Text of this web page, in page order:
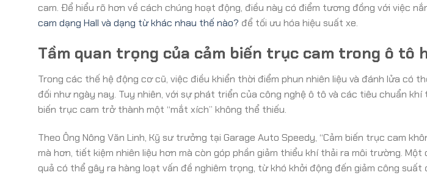
cam. Để hiểu rõ hơn về cách chúng hoạt động, điều này có điểm tương đồng với việc
cam dạng Hall và dạng từ khác nhau thế nào? để tối ưu hóa hiệu suất xe.
Tầm quan trọng của cảm biến trục cam trong ô tô
Trong các thế hệ động cơ cũ, việc điều khiển thời điểm phun nhiên liệu và đánh lửa có
đối như ngày nay. Tuy nhiên, với sự phát triển của công nghệ ô tô và các tiêu chuẩn
biến trục cam trở thành một “mắt xích” không thể thiếu.
Theo Ông Nông Văn Linh, Kỹ sư trưởng tại Garage Auto Speedy, “Cảm biến trục cam
mà hơn, tiết kiệm nhiên liệu hơn mà còn góp phần giảm thiểu khí thải ra môi trường. Một
quả có thể gây ra hàng loạt vấn đề nghiêm trọng, từ khó khởi động đến giảm công suất